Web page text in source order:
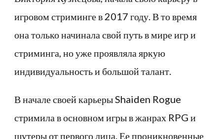
игровом стриминге в 2017 году. В то время
она только начинала свой путь в мире игр и
стриминга, но уже проявляла яркую
индивидуальность и большой талант.
В начале своей карьеры Shaiden Rogue
стримила в основном игры в жанрах RPG и
шутеры от первого лица. Ее проникновенные